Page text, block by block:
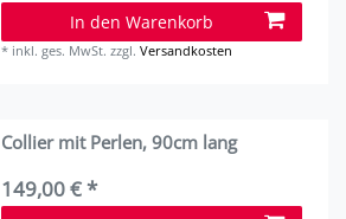
In den Warenkorb
* inkl. ges. MwSt. zzgl.Versandkosten
Collier mit Perlen, 90cm lang
149,00 € *